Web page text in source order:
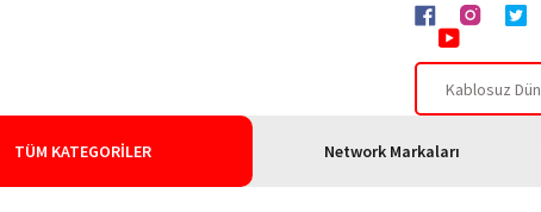
TÜM KATEGORİLER Network Markaları